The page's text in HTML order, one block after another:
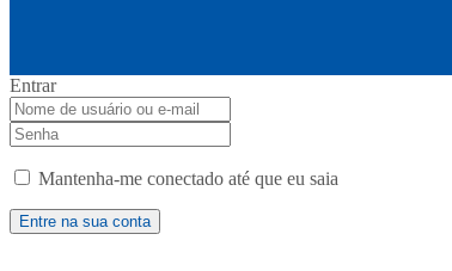
Entrar
Mantenha-me conectado até que eu saia